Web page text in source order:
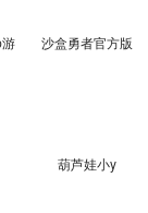
沙盒勇者官方版
葫芦娃小y